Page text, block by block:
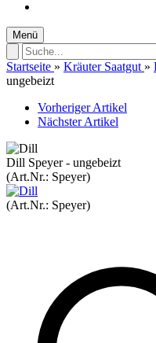
Menü
Startseite » Kräuter Saatgut »
ungebeizt
Vorheriger Artikel
Nächster Artikel
Dill Speyer - ungebeizt
(Art.Nr.: Speyer)
(Art.Nr.: Speyer)